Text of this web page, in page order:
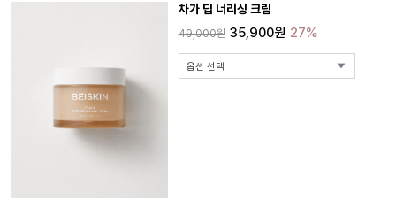
차가 딥 너리싱 크림
49,000원 35,900원 27%